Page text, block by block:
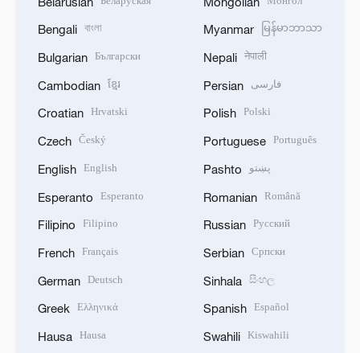
Bengali বাংলা
Bulgarian Български
Cambodian ខ្មែរ
Croatian Hrvatski
Czech Český
English English
Esperanto Esperanto
Filipino Filipino
French Français
German Deutsch
Greek Ελληνικά
Hausa Hausa
Myanmar မြန်မာဘာသာ
Nepali नेपाली
Persian فارسی
Polish Polski
Portuguese Português
Pashto پښتو
Romanian Română
Russian Русский
Serbian Српски
Sinhala සිංහල
Spanish Español
Swahili Kiswahili